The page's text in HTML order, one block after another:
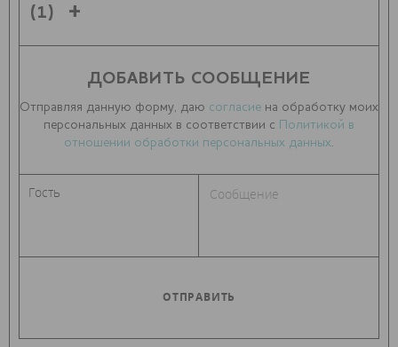
(1)
ДОБАВИТЬ СООБЩЕНИЕ
Отправляя данную форму, даю согласие на обработку моих
персональных данных в соответствии с Политикой в
отношении обработки персональных данных